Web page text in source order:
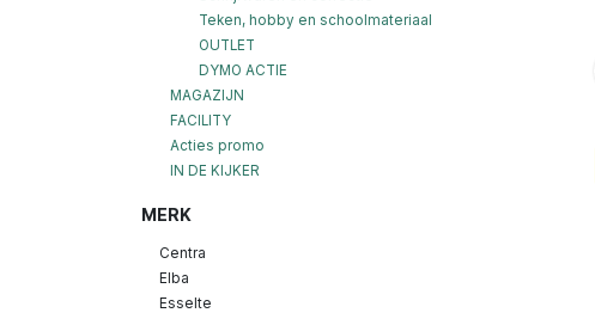
Teken, hobby en schoolmateriaal
OUTLET
DYMO ACTIE
MAGAZIJN
FACILITY
Acties promo
IN DE KIJKER
MERK
Centra
Elba
Esselte